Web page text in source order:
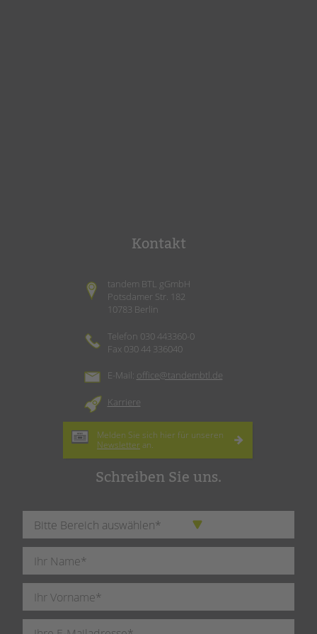
Kontakt
tandem BTL gGmbH
Potsdamer Str. 182
10783 Berlin
Telefon 030 443360-0
Fax 030 44 336040
E-Mail: office@tandembtl.de
Karriere
Melden Sie sich hier für unseren
Newsletter an.
Schreiben Sie uns.